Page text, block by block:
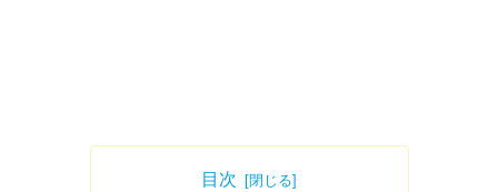
目次